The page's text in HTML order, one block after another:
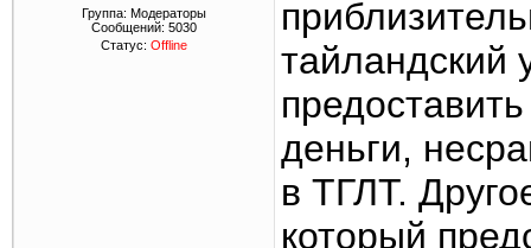
Группа: Модераторы
Сообщений: 5030
Статус: Offline
тайландский
деньги,
в ТГЛТ.
который